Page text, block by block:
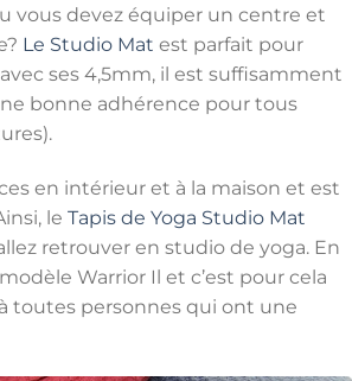
vous devez équiper un centre et
Le Studio Mat est parfait pour
ses 4,5mm, il est suffisamment
bonne adhérence pour tous
en intérieur et à la maison et est
le Tapis de Yoga Studio Mat
retrouver en studio de yoga. En
Warrior Il et c’est pour cela
toutes personnes qui ont une